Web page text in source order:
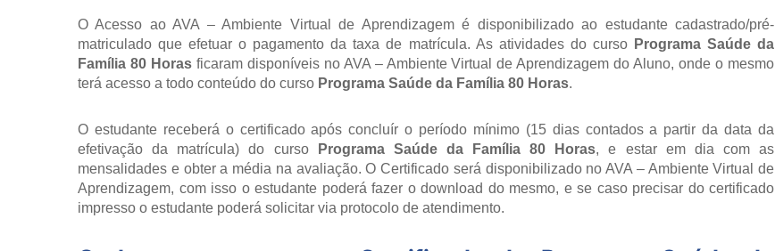
O Acesso ao AVA – Ambiente Virtual de Aprendizagem é disponibilizado ao estudante cadastrado/pré-
matriculado que efetuar o pagamento da taxa de matrícula. As atividades do curso Programa Saúde da
Família 80 Horasficaram disponíveis no AVA – Ambiente Virtual de Aprendizagem do Aluno, onde o mesmo
terá acesso a todo conteúdo do curso Programa Saúde da Família 80 Horas.
O estudante receberá o certificado após concluír o período mínimo (15 dias contados a partir da data da
efetivação da matrícula) do curso
Programa Saúde da Família 80 Horas, e estar em dia com as
mensalidades e obter a média na avaliação. O Certificado será disponibilizado no AVA – Ambiente Virtual de
Aprendizagem, com isso o estudante poderá fazer o download do mesmo, e se caso precisar do certificado
impresso o estudante poderá solicitar via protocolo de atendimento.